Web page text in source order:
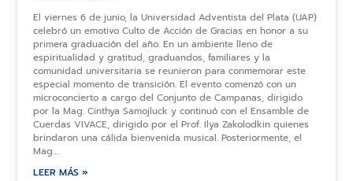
El viernes 6 de junio, la Universidad Adventista del Plata (UAP)
celebró un emotivo Culto de Acción de Gracias en honor a su
primera graduación del año. En un ambiente lleno de
espiritualidad y gratitud, graduandos, familiares y la
comunidad universitaria se reunieron para conmemorar este
especial momento de transición. El evento comenzó con un
microconcierto a cargo del Conjunto de Campanas, dirigido
por la Mag. Cinthya Samojluck y continuó con el Ensamble de
Cuerdas VIVACE, dirigido por el Prof. Ilya Zakolodkin quienes
brindaron una cálida bienvenida musical. Posteriormente, el
Mag….
LEER MÁS »